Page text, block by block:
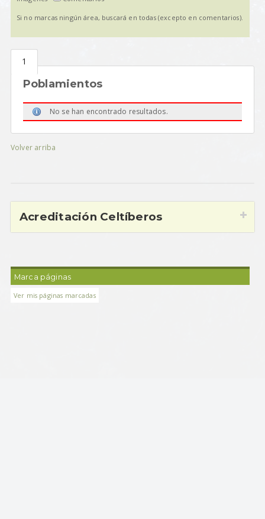
Si no marcas ningún área, buscará en todas (excepto en comentarios).
Poblamientos
No se han encontrado resultados.
Volver arriba
Acreditación Celtíberos
Marca páginas
Ver mis páginas marcadas